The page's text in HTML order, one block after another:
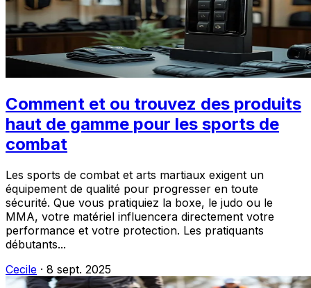
Comment et ou trouvez des produits
haut de gamme pour les sports de
combat
Les sports de combat et arts martiaux exigent un
équipement de qualité pour progresser en toute
sécurité. Que vous pratiquiez la boxe, le judo ou le
MMA, votre matériel influencera directement votre
performance et votre protection. Les pratiquants
débutants...
Cecile · 8 sept. 2025